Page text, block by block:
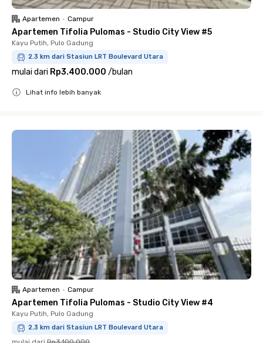
Apartemen • Campur
Apartemen Tifolia Pulomas - Studio City View #5
Kayu Putih, Pulo Gadung
2.3 km dari Stasiun LRT Boulevard Utara
mulai dari Rp3.400.000 /bulan
Lihat info lebih banyak
Apartemen • Campur
Apartemen Tifolia Pulomas - Studio City View #4
Kayu Putih, Pulo Gadung
2.3 km dari Stasiun LRT Boulevard Utara